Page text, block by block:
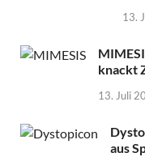
13.
knackt
13. Juli
aus